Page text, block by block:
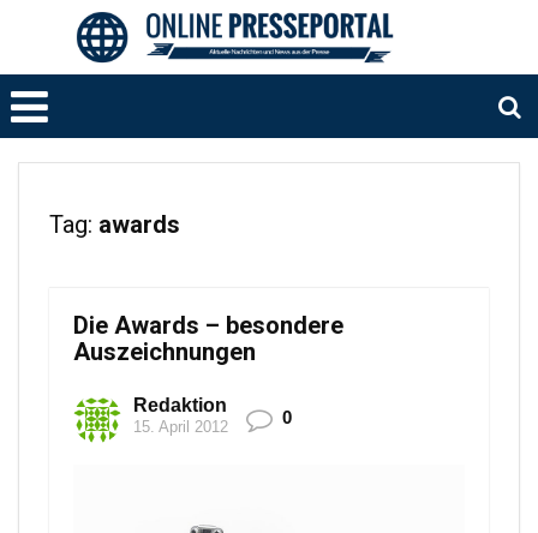
Tag: awards
Die Awards – besondere
Auszeichnungen
Redaktion
15. April 2012 0